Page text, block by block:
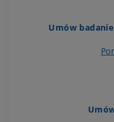
Umów